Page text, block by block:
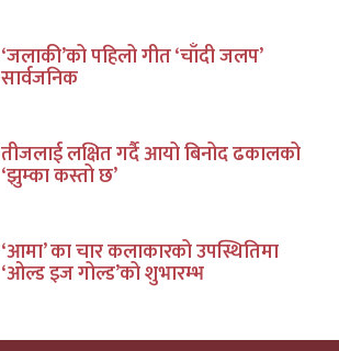
‘जलाकी’को पहिलो गीत ‘चाँदी जलप’
सार्वजनिक
तीजलाई लक्षित गर्दै आयो बिनोद ढकालको
‘झुम्का कस्तो छ’
‘आमा’ का चार कलाकारको उपस्थितिमा
‘ओल्ड इज गोल्ड’को शुभारम्भ